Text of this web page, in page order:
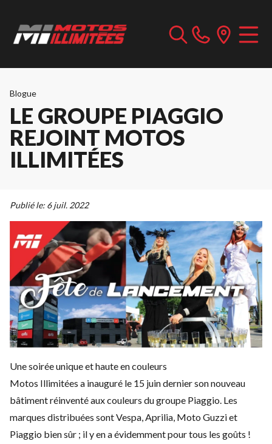
Blogue
LE GROUPE PIAGGIO
REJOINT MOTOS
ILLIMITÉES
Publié le: 6 juil. 2022
Une soirée unique et haute en couleurs
Motos Illimitées a inauguré le 15 juin dernier son nouveau
bâtiment réinventé aux couleurs du groupe Piaggio. Les
marques distribuées sont Vespa, Aprilia, Moto Guzzi et
Piaggio bien sûr ; il y en a évidemment pour tous les goûts !